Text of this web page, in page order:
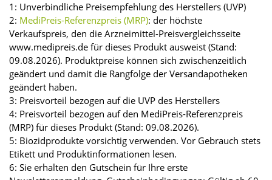
1: Unverbindliche Preisempfehlung des Herstellers (UVP)
2: MediPreis-Referenzpreis (MRP): der höchste
Verkaufspreis, den die Arzneimittel-Preisvergleichsseite
www.medipreis.de für dieses Produkt ausweist (Stand:
09.08.2026). Produktpreise können sich zwischenzeitlich
geändert und damit die Rangfolge der Versandapotheken
geändert haben.
3: Preisvorteil bezogen auf die UVP des Herstellers
4: Preisvorteil bezogen auf den MediPreis-Referenzpreis
(MRP) für dieses Produkt (Stand: 09.08.2026).
5: Biozidprodukte vorsichtig verwenden. Vor Gebrauch stets
Etikett und Produktinformationen lesen.
6: Sie erhalten den Gutschein für Ihre erste